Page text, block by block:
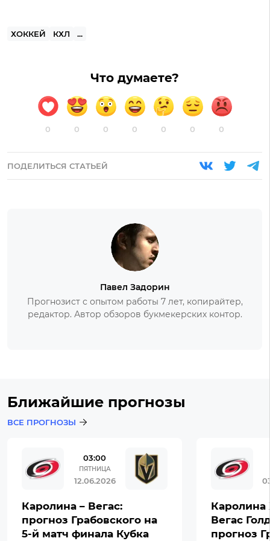
ХОККЕЙ КХЛ ...
Что думаете?
0 0 0 0 0 0 0
ПОДЕЛИТЬСЯ СТАТЬЕЙ
Павел Задорин
Прогнозист с опытом работы 7 лет, копирайтер,
редактор. Автор обзоров букмекерских контор.
Ближайшие прогнозы
ВСЕ ПРОГНОЗЫ
03:00
ПЯТНИЦА
12.06.2026
Каролина – Вегас:
прогноз Грабовского на
5-й матч финала Кубка
Каролина
Вегас
прогноз